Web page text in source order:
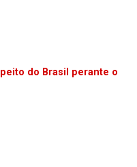
do Brasil perante o